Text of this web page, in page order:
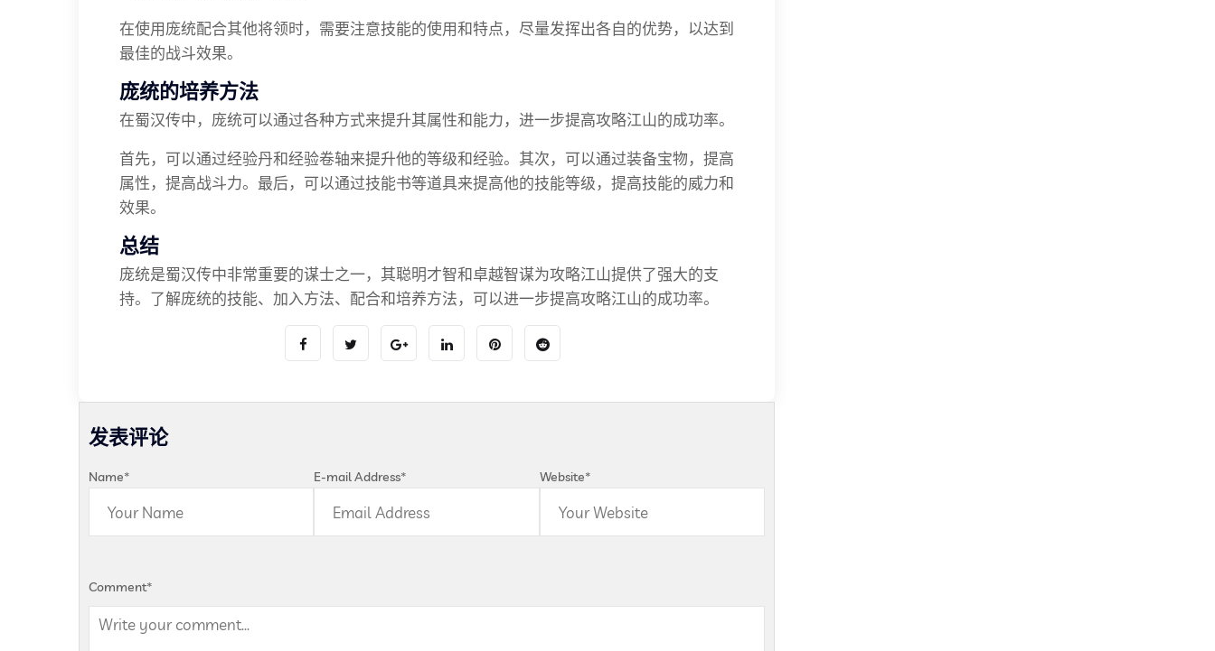
在使用庞统配合其他将领时，需要注意技能的使用和特点，尽量发挥出各自的优势，以达到
最佳的战斗效果。
庞统的培养方法
在蜀汉传中，庞统可以通过各种方式来提升其属性和能力，进一步提高攻略江山的成功率。
首先，可以通过经验丹和经验卷轴来提升他的等级和经验。其次，可以通过装备宝物，提高
属性，提高战斗力。最后，可以通过技能书等道具来提高他的技能等级，提高技能的威力和
效果。
总结
庞统是蜀汉传中非常重要的谋士之一，其聪明才智和卓越智谋为攻略江山提供了强大的支
持。了解庞统的技能、加入方法、配合和培养方法，可以进一步提高攻略江山的成功率。
发表评论
Name* E-mail Address* Website*
Comment*